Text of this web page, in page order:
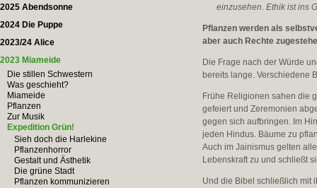
2025 Abendsonne
2024 Die Puppe
2023/24 Alice
2023 Miameide
Die stillen Schwestern
Was geschieht?
Miameide
Pflanzen
Zur Musik
Expedition Grün!
Sieh doch die Harlekine
Pflanzenhorror
Gestalt und Ästhetik
Die grüne Stadt
Pflanzen kommunizieren
einzusehen. Ethik ist ins
Pflanzen werden als
aber auch Rechte
Die Frage nach der Würde
bereits lange. Verschiedene
Frühe Religionen sahen die
gefeiert und Zeremonien
gegen sich aufbringen. Im
jeden Hindus. Bäume zu
Auch im Jainismus gelten
Lebenskraft zu und schließt
Und die Bibel schließlich mit